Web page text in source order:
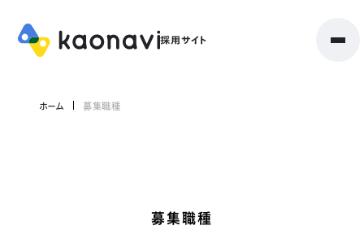
ホーム 募集職種
募集職種